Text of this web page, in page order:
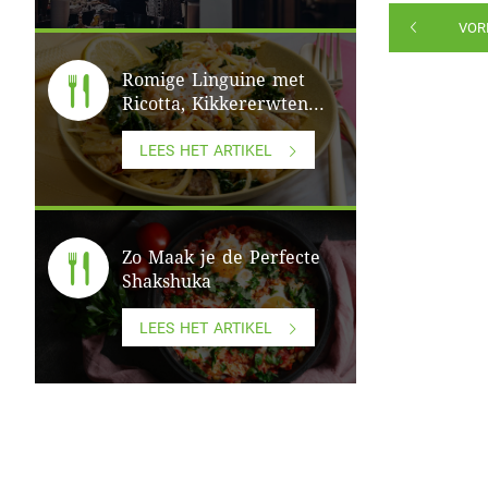
Romige Linguine met
Ricotta, Kikkererwten...
LEES HET ARTIKEL
Zo Maak je de Perfecte
Shakshuka
LEES HET ARTIKEL